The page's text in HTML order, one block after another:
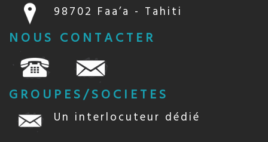
98702 Faa’a - Tahiti
NOUS CONTACTER
GROUPES/SOCIETES
Un interlocuteur dédié